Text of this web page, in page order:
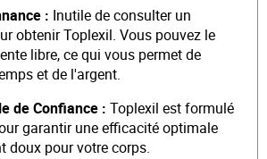
: Inutile de consulter un
obtenir Toplexil. Vous pouvez le
libre, ce qui vous permet de
et de l'argent.
de Confiance : Toplexil est formulé
garantir une efficacité optimale
doux pour votre corps.